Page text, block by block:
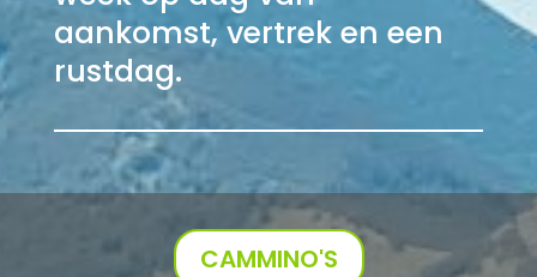
aankomst, vertrek en een
rustdag.
CAMMINO'S